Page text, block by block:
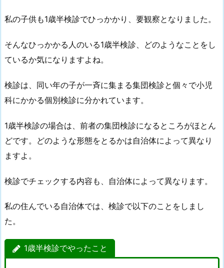
私の子供も1歳半検診でひっかかり、要観察となりました。
そんなひっかかる人のいる1歳半検診、どのようなことをし
ているか気になりますよね。
検診は、同い年の子が一斉に集まる集団検診と個々で小児
科にかかる個別検診に分かれています。
1歳半検診の場合は、前者の集団検診になるところがほとん
どです。どのような形態をとるかは自治体によって異なり
ますよ。
検診でチェックする内容も、自治体によって異なります。
私の住んでいる自治体では、検診で以下のことをしまし
た。
1歳半検診でやったこと